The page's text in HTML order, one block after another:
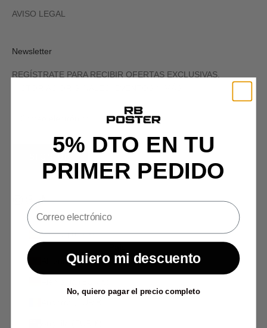
AVISO LEGAL
Newsletter
REGÍSTRATE PARA RECIBIR OFERTAS EXCLUSIVAS,
España (EUR €)
Albania (ALL L)
5% DTO EN TU
PRIMER PEDIDO
Quiero mi descuento
No, quiero pagar el precio completo